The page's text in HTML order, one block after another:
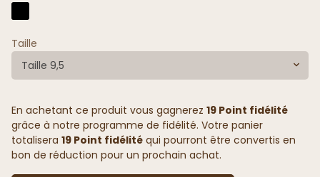
Taille
Taille 9,5
En achetant ce produit vous gagnerez 19 Point fidélité
grâce à notre programme de fidélité. Votre panier
totalisera 19 Point fidélité qui pourront être convertis en
bon de réduction pour un prochain achat.